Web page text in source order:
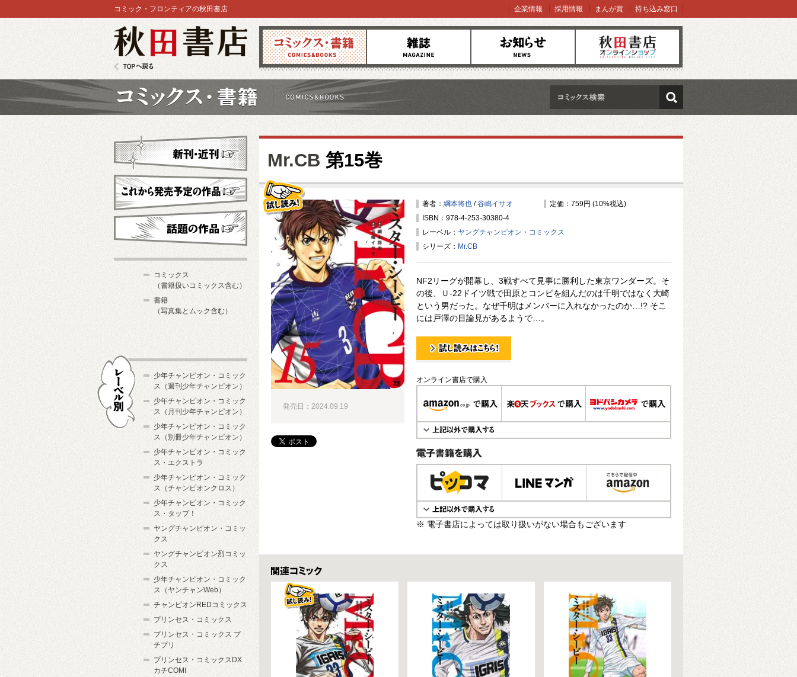
コミックス 雑誌 お知らせ オンラインショップ
コミック・フロンティアの秋田書店 企業情報 採用情報 まんが賞 持ち込み窓口
検索
Mr.CB 第15巻
著者： 綱本将也 /谷嶋イサオ
定価：759円 (10%税込)
ISBN：978-4-253-30380-4
レーベル： ヤングチャンピオン・コミックス
シリーズ： Mr.CB
NF2リーグが開幕し、3戦すべて見事に勝利した東京ワンダーズ。そ
の後、Ｕ‐22ドイツ戦で田原とコンビを組んだのは千明ではなく大崎
という男だった。なぜ千明はメンバーに入れなかったのか…!? そこ
には戸澤の目論見があるようで…。
試し読み！
オンライン書店で購入
電子書籍で購入
※ 電子書店によっては取り扱いがない場合もございます
発売日：2024.09.19
関連コミックス
新刊・近刊
これから発売予定
コミックス
（書籍扱いコミックス含む）
書籍
（写真集とムック含む）
少年チャンピオン・コミック
ス（週刊少年チャンピオン）
少年チャンピオン・コミック
ス（月刊少年チャンピオン）
少年チャンピオン・コミック
ス（別冊少年チャンピオン）
少年チャンピオン・コミック
ス・エクストラ
少年チャンピオン・コミック
ス（チャンピオンクロス）
少年チャンピオン・コミック
ス・タップ！
ヤングチャンピオン・コミッ
クス
ヤングチャンピオン烈コミッ
クス
少年チャンピオン・コミック
ス（ヤンチャンWeb）
チャンピオンREDコミックス
プリンセス・コミックス
プリンセス・コミックス プ
チプリ
プリンセス・コミックスDX
カチCOMI